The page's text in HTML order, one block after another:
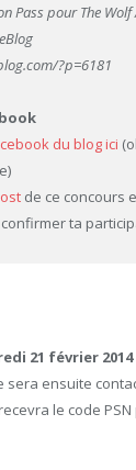
Pass pour The Wolf
?p=6181
du blog ici
de ce concours
ta
21 février 2014
sera ensuite
le code PSN